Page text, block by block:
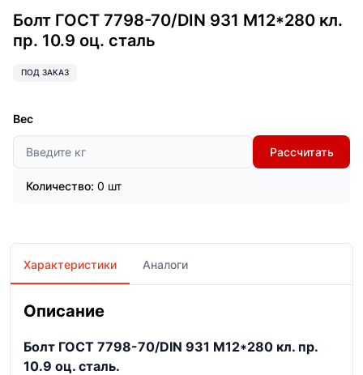
Болт ГОСТ 7798-70/DIN 931 М12*280 кл.
пр. 10.9 оц. сталь
ПОД ЗАКАЗ
Вес
Рассчитать
Количество: 0 шт
Характеристики Аналоги
Описание
Болт ГОСТ 7798-70/DIN 931 М12*280 кл. пр.
10.9 оц. сталь.